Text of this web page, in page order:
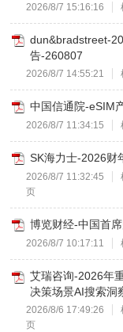
2026/8/7 15:16:16
dun&bradstreet-
告-260807
2026/8/7 14:55:21
中国信通院-eSIM
2026/8/7 11:34:15
SK海力士-2026财
2026/8/7 11:32:45
页
博览财经-中国首
2026/8/7 10:17:11
艾瑞咨询-2026年
决策场景AI搜索洞
2026/8/6 17:49:26
页